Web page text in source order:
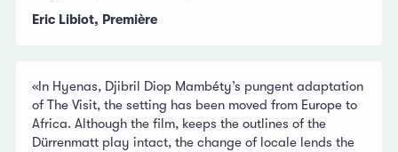
Eric Libiot, Première
«In Hyenas, Djibril Diop Mambéty’s pungent adaptation
of The Visit, the setting has been moved from Europe to
Africa. Although the film, keeps the outlines of the
Dürrenmatt play intact, the change of locale lends the